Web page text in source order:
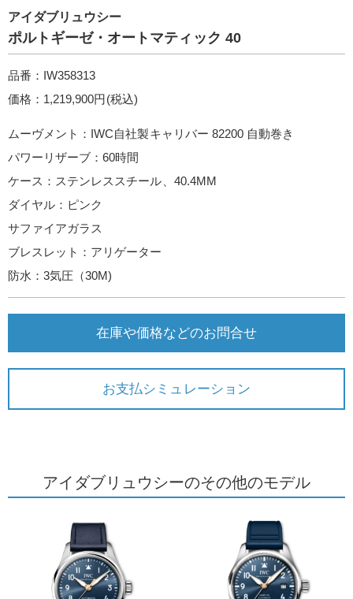
アイダブリュウシー
ポルトギーゼ・オートマティック 40
品番：IW358313
価格：1,219,900円(税込)
ムーヴメント：IWC自社製キャリバー 82200 自動巻き
パワーリザーブ：60時間
ケース：ステンレススチール、40.4MM
ダイヤル：ピンク
サファイアガラス
ブレスレット：アリゲーター
防水：3気圧（30M)
在庫や価格などのお問合せ
お支払シミュレーション
アイダブリュウシーのその他のモデル